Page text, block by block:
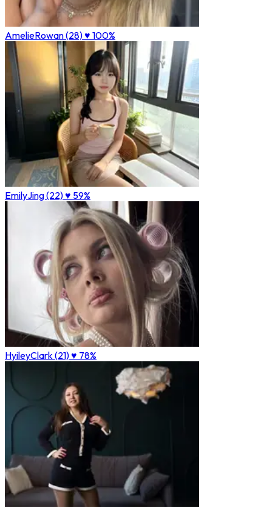
AmelieRowan (28)♥ 100%
EmilyJing (22)♥ 59%
HyileyClark (21)♥ 78%